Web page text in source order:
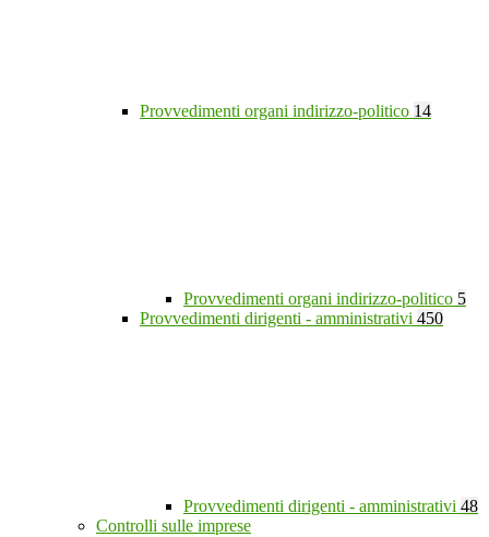
Provvedimenti organi indirizzo-politico 14
Provvedimenti organi indirizzo-politico 5
Provvedimenti dirigenti - amministrativi 450
Provvedimenti dirigenti - amministrativi 48
Controlli sulle imprese